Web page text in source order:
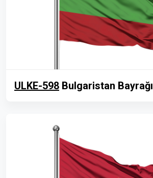
ULKE-598 Bulgaristan Bayrağı